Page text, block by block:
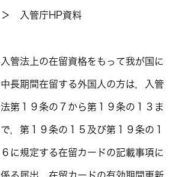
＞ 入管庁HP資料
入管法上の在留資格をもって我が国に
中長期間在留する外国人の方は，入管
法第１９条の７から第１９条の１３ま
で，第１９条の１５及び第１９条の１
６に規定する在留カードの記載事項に